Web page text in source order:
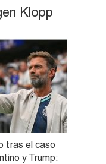
Klopp
tras el caso
y Trump: